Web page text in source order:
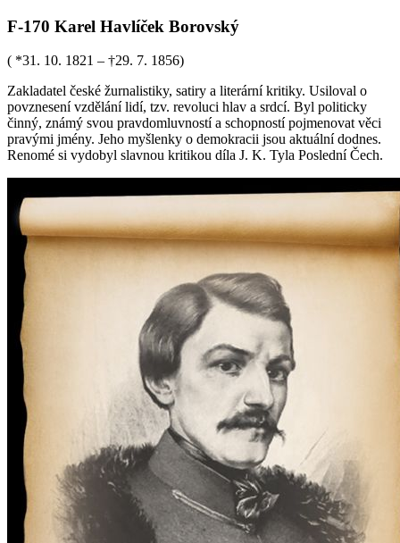
F-170 Karel Havlíček Borovský
( *31. 10. 1821 – †29. 7. 1856)
Zakladatel české žurnalistiky, satiry a literární kritiky. Usiloval o
povznesení vzdělání lidí, tzv. revoluci hlav a srdcí. Byl politicky
činný, známý svou pravdomluvností a schopností pojmenovat věci
pravými jmény. Jeho myšlenky o demokracii jsou aktuální dodnes.
Renomé si vydobyl slavnou kritikou díla J. K. Tyla Poslední Čech.